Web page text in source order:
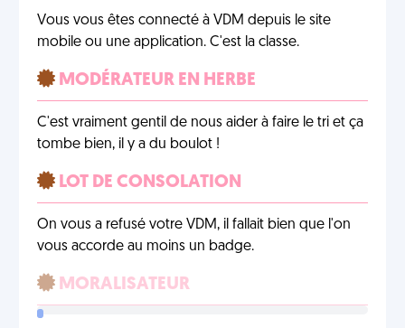
Vous vous êtes connecté à VDM depuis le site
mobile ou une application. C'est la classe.
MODÉRATEUR EN HERBE
C'est vraiment gentil de nous aider à faire le tri et ça
tombe bien, il y a du boulot !
LOT DE CONSOLATION
On vous a refusé votre VDM, il fallait bien que l'on
vous accorde au moins un badge.
MORALISATEUR